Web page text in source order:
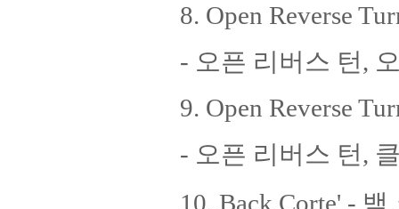
8. Open Reverse
- 오픈 리버스 턴,
9. Open Reverse
- 오픈 리버스 턴,
10. Back Corte' -